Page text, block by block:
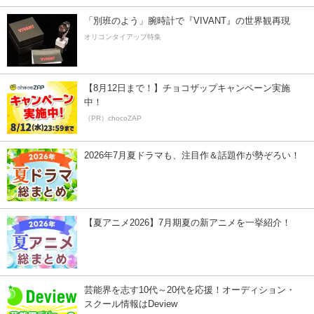
「別班のよう」腕時計で『VIVANT』の世界観再現
オリコンタイアップ特集
【8月12日まで！】チョコザップキャンペーン実施
中！
（PR）chocoZAP
2026年7月夏ドラマも、注目作＆話題作が勢ぞろい！
【夏アニメ2026】7月期夏の新アニメを一挙紹介！
芸能界を志す10代～20代を応援！オーディション・
スクール情報はDeview